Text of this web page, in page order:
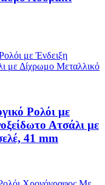
Ρολόι με
Ατσάλι με
41 mm